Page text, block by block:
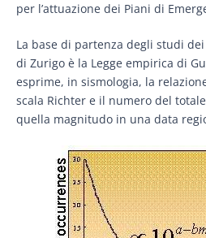
per l’attuazione dei Piani di
La base di partenza degli studi
di Zurigo è la Legge empirica di
esprime, in sismologia, la
scala Richter e il numero del
quella magnitudo in una data